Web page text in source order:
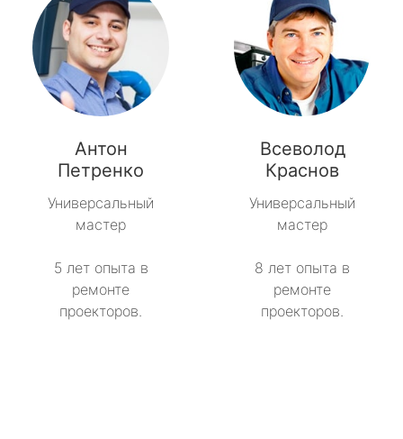
Антон
Петренко
Универсальный
мастер
5 лет опыта в
ремонте
проекторов.
Всеволод
Краснов
Универсальный
мастер
8 лет опыта в
ремонте
проекторов.